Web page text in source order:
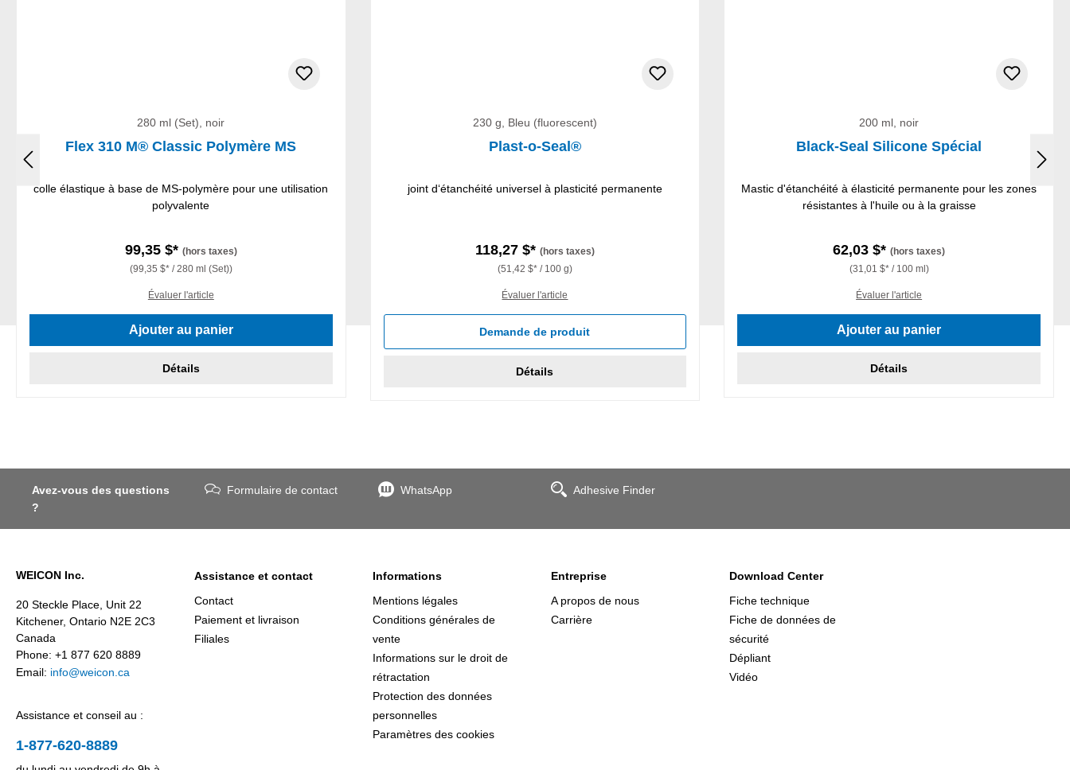
280 ml (Set), noir
Flex 310 M® Classic Polymère MS
colle élastique à base de MS-polymère pour une utilisation
polyvalente
99,35 $* (hors taxes)
(99,35 $* / 280 ml (Set))
Évaluer l'article
Ajouter au panier
Détails
230 g, Bleu (fluorescent)
Plast-o-Seal®
joint d‘étanchéité universel à plasticité permanente
118,27 $* (hors taxes)
(51,42 $* / 100 g)
Évaluer l'article
Demande de produit
Détails
200 ml, noir
Black-Seal Silicone Spécial
Mastic d'étanchéité à élasticité permanente pour les zones
résistantes à l'huile ou à la graisse
62,03 $*(hors taxes)
(31,01 $* / 100 ml)
Évaluer l'article
Ajouter au panier
Détails
Avez-vous des questions
?
Formulaire de contact WhatsApp Adhesive Finder
WEICON Inc.
20 Steckle Place, Unit 22
Kitchener, Ontario N2E 2C3
Canada
Phone: +1 877 620 8889
Email: info@weicon.ca
Assistance et conseil au :
1-877-620-8889
Assistance et contact
Contact
Paiement et livraison
Filiales
Informations
Mentions légales
Conditions générales de
vente
Informations sur le droit de
rétractation
Protection des données
personnelles
Paramètres des cookies
Entreprise
A propos de nous
Carrière
Download Center
Fiche technique
Fiche de données de
sécurité
Dépliant
Vidéo